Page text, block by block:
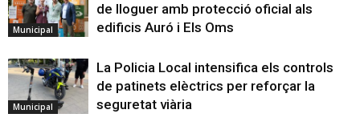
Municipal
de lloguer amb protecció oficial als
edificis Auró i Els Oms
Municipal
La Policia Local intensifica els controls
de patinets elèctrics per reforçar la
seguretat viària